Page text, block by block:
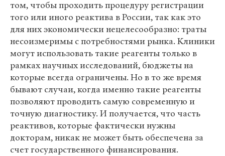
том, чтобы проходить процедуру регистрации
того или иного реактива в России, так как это
для них экономически нецелесообразно: траты
несоизмеримы с потребностями рынка. Клиники
могут использовать такие реагенты только в
рамках научных исследований, бюджеты на
которые всегда ограничены. Но в то же время
бывают случаи, когда именно такие реагенты
позволяют проводить самую современную и
точную диагностику. И получается, что часть
реактивов, которые фактически нужны
докторам, никак не может быть обеспечена за
счет государственного финансирования.